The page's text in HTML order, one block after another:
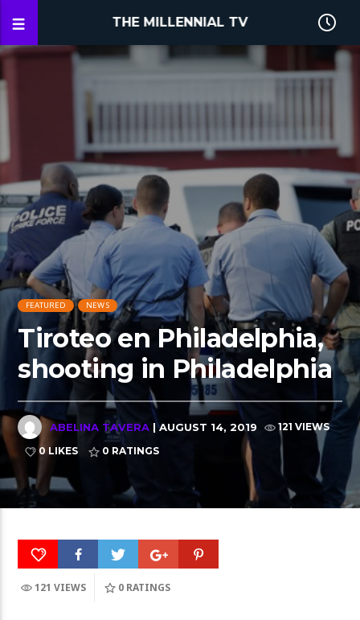
THE MILLENNIAL TV
FEATURED NEWS
Tiroteo en Philadelphia,
shooting in Philadelphia
ABELINA TAVERA | AUGUST 14, 2019
121 VIEWS
0 LIKES
0 RATINGS
121 VIEWS 0 RATINGS